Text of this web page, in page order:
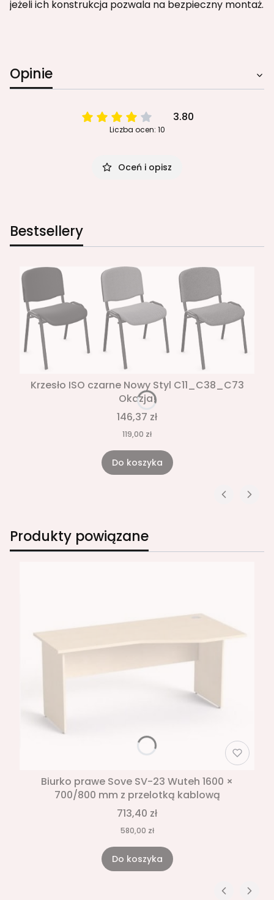
jeżeli ich konstrukcja pozwala na bezpieczny montaż.
Opinie
3.80
Liczba ocen: 10
Oceń i opisz
Bestsellery
Krzesło ISO czarne Nowy Styl C11_C38_C73
Okazja!
146,37 zł
119,00 zł
Do koszyka
Produkty powiązane
Biurko prawe Sove SV-23 Wuteh 1600 ×
700/800 mm z przelotką kablową
713,40 zł
580,00 zł
Do koszyka